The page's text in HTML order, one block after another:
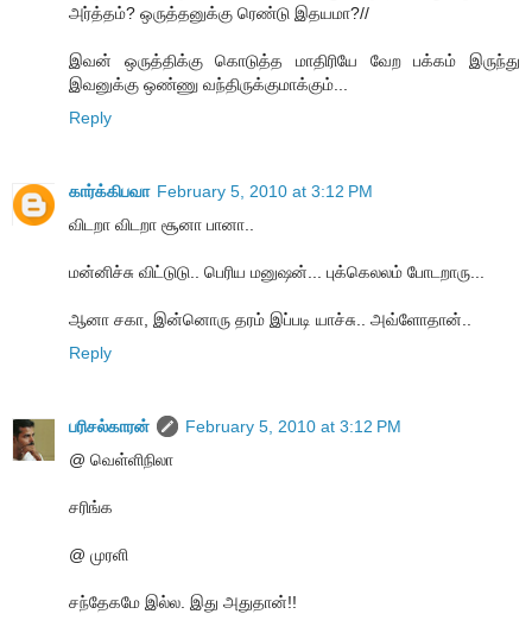
அர்த்தம்? ஒருத்தனுக்கு ரெண்டு இதயமா?//
இவன் ஒருத்திக்கு கொடுத்த மாதிரியே வேற பக்கம் இருந்து
இவனுக்கு ஒண்ணு வந்திருக்குமாக்கும்...
Reply
கார்க்கிபவா February 5, 2010 at 3:12 PM
விடறா விடறா சூனா பானா..
மன்னிச்சு விட்டுடு.. பெரிய மனுஷன்... புக்கெலலம் போடறாரு...
ஆனா சகா, இன்னொரு தரம் இப்படி யாச்சு.. அவ்ளோதான்..
Reply
பரிசல்காரன்
February 5, 2010 at 3:12 PM
@ வெள்ளிநிலா
சரிங்க
@ முரளி
சந்தேகமே இல்ல. இது அதுதான்!!